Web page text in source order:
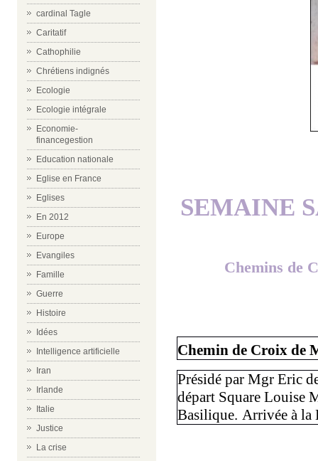
cardinal Tagle
Caritatif
Cathophilie
Chrétiens indignés
Ecologie
Ecologie intégrale
Economie-
financegestion
Education nationale
Eglise en France
Eglises
En 2012
Europe
Evangiles
Famille
Guerre
Histoire
Idées
Intelligence artificielle
Iran
Irlande
Italie
Justice
La crise
SEMAINE
Chemins de
Chemin de Croix de
Présidé par Mgr Eric
départ Square Louise
Basilique. Arrivée à la